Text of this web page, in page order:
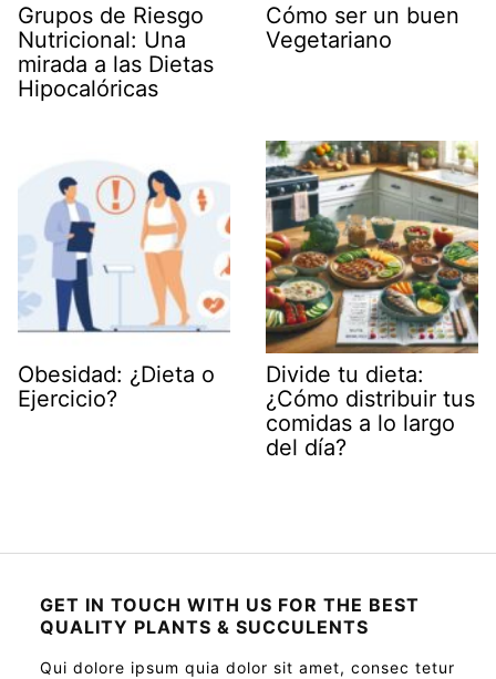
Grupos de Riesgo
Nutricional: Una
mirada a las Dietas
Hipocalóricas
Cómo ser un buen
Vegetariano
Obesidad: ¿Dieta o
Ejercicio?
Divide tu dieta:
¿Cómo distribuir tus
comidas a lo largo
del día?
GET IN TOUCH WITH US FOR THE BEST
QUALITY PLANTS & SUCCULENTS
Qui dolore ipsum quia dolor sit amet, consec tetur